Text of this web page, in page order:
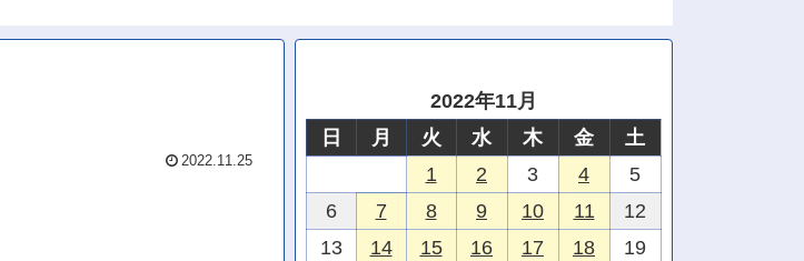
2022.11.25
2022年11月
日
月 火 水 木 金
土
1
2 3 4
5
6
7 8 9 10 11
12
13
14 15 16 17 18
19